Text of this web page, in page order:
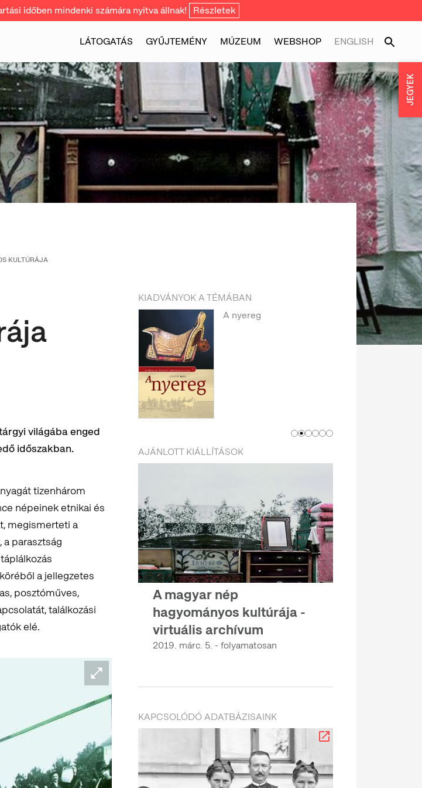
időben mindenki számára nyitva állnak! Részletek
LÁTOGATÁS GYŰJTEMÉNY MÚZEUM WEBSHOP ENGLISH
KULTÚRÁJA
világába enged
időszakban.
tizenhárom
népeinek etnikai és
megismerteti a
parasztság
a jellegzetes
posztóműves,
találkozási
elé.
KIADVÁNYOK A TÉMÁBAN
A nyereg
AJÁNLOTT KIÁLLÍTÁSOK
A magyar nép
hagyományos kultúrája -
virtuális archívum
2019. márc. 5. - folyamatosan
KAPCSOLÓDÓ ADATBÁZISAINK
JEGYEK